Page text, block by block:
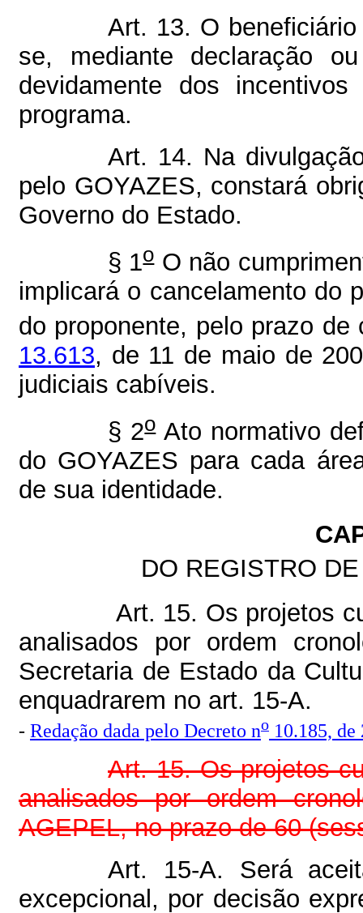
Art. 13. O
se, mediante declaração
devidamente dos
programa.
Art. 14. Na
pelo GOYAZES, constará
Governo do Estado.
§ 1oO não
implicará o cancelamento do
do proponente, pelo prazo
13.613, de 11 de maio de
judiciais cabíveis.
§ 2oAto normativo
do GOYAZES para cada
de sua identidade.
DO REGISTRO
Art. 15. Os projetos
analisados por ordem
Secretaria de Estado da
enquadrarem no art. 15-A.
- Redação dada pelo Decreto no 10.185,
Art. 15. Os projetos
analisados por ordem
AGEPEL, no prazo de 60
Art. 15-A. Será
excepcional, por decisão